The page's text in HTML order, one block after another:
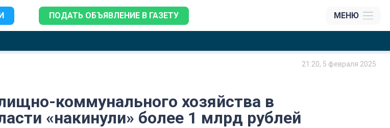
ПОДАТЬ ОБЪЯВЛЕНИЕ В ГАЗЕТУ МЕНЮ
21:20, 5 февраля 2025
коммунального хозяйства в
«накинули» более 1 млрд рублей